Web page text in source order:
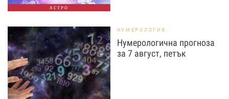
АСТРО
НУМЕРОЛОГИЯ
Нумерологична прогноза
за 7 август, петък